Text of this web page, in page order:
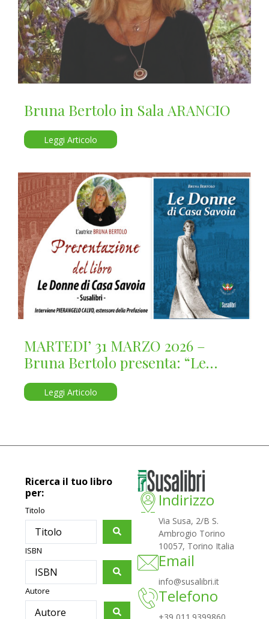
Bruna Bertolo in Sala ARANCIO
Leggi Articolo
MARTEDI’ 31 MARZO 2026 –
Bruna Bertolo presenta: “Le
Donne di Casa Savoia”
Leggi Articolo
Ricerca il tuo libro
per:
Titolo
ISBN
Autore
Indirizzo
Via Susa, 2/B S.
Ambrogio Torino
10057, Torino Italia
Email
info@susalibri.it
Telefono